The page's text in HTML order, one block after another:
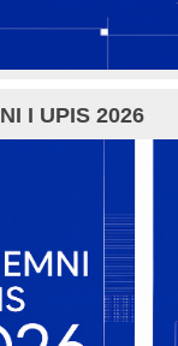
I UPIS 2026